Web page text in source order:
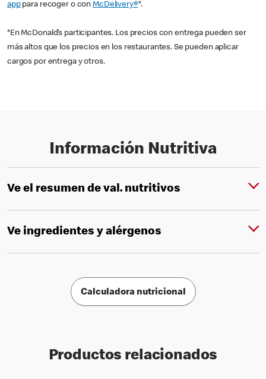
apppara recoger o conMcDelivery®*.
*En McDonald’s participantes. Los precios con entrega pueden ser
más altos que los precios en los restaurantes. Se pueden aplicar
cargos por entrega y otros.
Información Nutritiva
Ve el resumen de val. nutritivos
Ve ingredientes y alérgenos
Calculadora nutricional
Productos relacionados